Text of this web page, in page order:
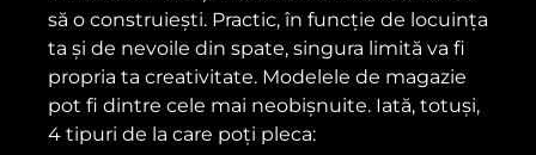
să o construiești. Practic, în funcție de locuința
ta și de nevoile din spate, singura limită va fi
propria ta creativitate. Modelele de magazie
pot fi dintre cele mai neobișnuite. Iată, totuși,
4 tipuri de la care poți pleca: